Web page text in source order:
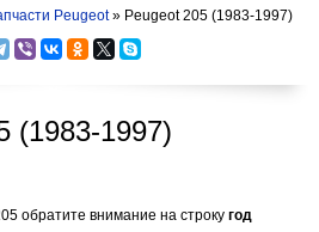
Peugeot» Peugeot 205 (1983-1997)
(1983-1997)
обратите внимание на строку год